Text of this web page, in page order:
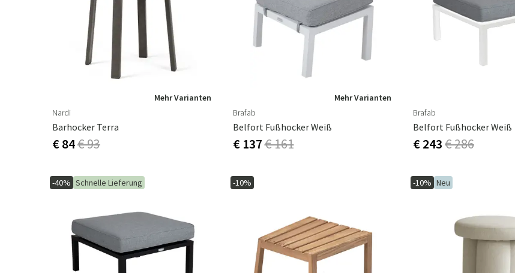
Mehr Varianten
Nardi
Barhocker Terra
€ 84€ 93
Mehr Varianten
Brafab
Belfort Fußhocker Weiß
€ 137€ 161
Brafab
Belfort Fußhocker Weiß
€ 243€ 286
-40% Schnelle Lieferung -10% -10% Neu